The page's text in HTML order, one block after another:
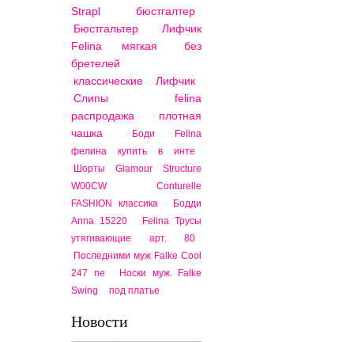
Strapl
бюстгалтер
Бюстгальтер Лифчик
Felina мягкая
без
бретелей
классические
Лифчик
Слипы felina
распродажа
плотная
чашка
Боди Felina
фелина купить в инте
Шорты Glamour Structure
W00CW
Conturelle
FASHION классика
Бодди
Anna 15220
Felina Трусы
утягивающие арт. 80
Последними муж Falke Cool
247 ne
Носки муж. Falke
Swing
под платье
Новости